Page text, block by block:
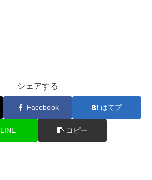
シェアする
Facebook はてブ
LINE コピー